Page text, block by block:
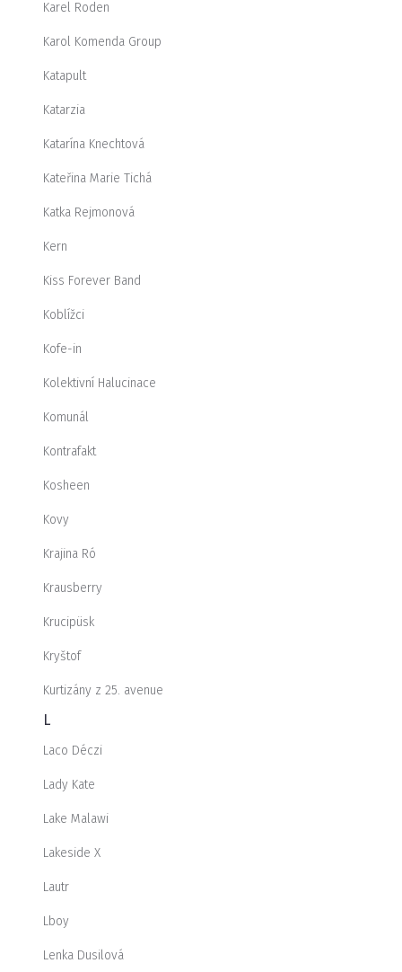
Karel Roden
Karol Komenda Group
Katapult
Katarzia
Katarína Knechtová
Kateřina Marie Tichá
Katka Rejmonová
Kern
Kiss Forever Band
Koblížci
Kofe-in
Kolektivní Halucinace
Komunál
Kontrafakt
Kosheen
Kovy
Krajina Ró
Krausberry
Krucipüsk
Kryštof
Kurtizány z 25. avenue
L
Laco Déczi
Lady Kate
Lake Malawi
Lakeside X
Lautr
Lboy
Lenka Dusilová